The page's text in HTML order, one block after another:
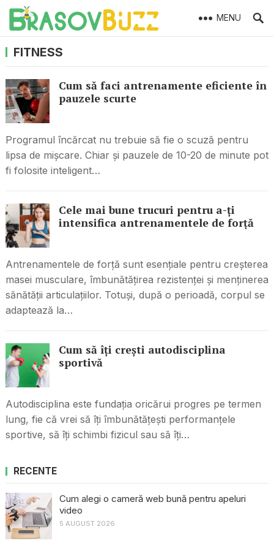
MENU
FITNESS
Cum să faci antrenamente eficiente în
pauzele scurte
Programul încărcat nu trebuie să fie o scuză pentru
lipsa de mișcare. Chiar și pauzele de 10-20 de minute pot
fi folosite inteligent…
Cele mai bune trucuri pentru a-ți
intensifica antrenamentele de forță
Antrenamentele de forță sunt esențiale pentru creșterea
masei musculare, îmbunătățirea rezistenței și menținerea
sănătății articulațiilor. Totuși, după o perioadă, corpul se
adaptează la…
Cum să îți crești autodisciplina
sportivă
Autodisciplina este fundația oricărui progres pe termen
lung, fie că vrei să îți îmbunătățești performanțele
sportive, să îți schimbi fizicul sau să îți…
RECENTE
Cum alegi o cameră web bună pentru apeluri
video
5 AUGUST 2026